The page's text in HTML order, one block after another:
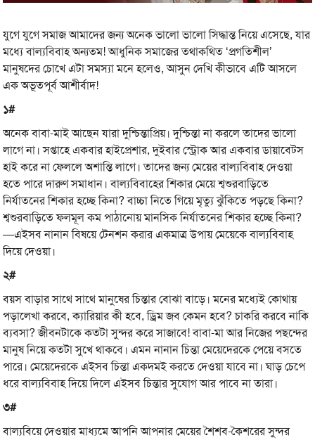
যুগে যুগে সমাজ আমাদের জন্য অনেক ভালো ভালো সিদ্ধান্ত নিয়ে এসেছে, যার
মধ্যে বাল্যবিবাহ অন্যতম! আধুনিক সমাজের তথাকথিত ‘প্রগতিশীল’
মানুষদের চোখে এটা সমস্যা মনে হলেও, আসুন দেখি কীভাবে এটি আসলে
এক অভূতপূর্ব আশীর্বাদ!
১#
অনেক বাবা-মাই আছেন যারা দুশ্চিন্তাপ্রিয়। দুশ্চিন্তা না করলে তাদের ভালো
লাগে না। সপ্তাহে একবার হাইপ্রেশার, দুইবার স্ট্রোক আর একবার ডায়াবেটস
হাই করে না ফেললে অশান্তি লাগে। তাদের জন্য মেয়ের বাল্যবিবাহ দেওয়া
হতে পারে দারুণ সমাধান। বাল্যবিবাহের শিকার মেয়ে শ্বশুরবাড়িতে
নির্যাতনের শিকার হচ্ছে কিনা? বাচ্চা নিতে গিয়ে মৃত্যু ঝুঁকিতে পড়ছে কিনা?
শ্বশুরবাড়িতে ফলমূল কম পাঠানোয় মানসিক নির্যাতনের শিকার হচ্ছে কিনা?
—এইসব নানান বিষয়ে টেনশন করার একমাত্র উপায় মেয়েকে বাল্যবিবাহ
দিয়ে দেওয়া।
২#
বয়স বাড়ার সাথে সাথে মানুষের চিন্তার বোঝা বাড়ে। মনের মধ্যেই কোথায়
পড়ালেখা করবে, ক্যারিয়ার কী হবে, ড্রিম জব কেমন হবে? চাকরি করবে নাকি
ব্যবসা? জীবনটাকে কতটা সুন্দর করে সাজাবে! বাবা-মা আর নিজের পছন্দের
মানুষ নিয়ে কতটা সুখে থাকবে। এমন নানান চিন্তা মেয়েদেরকে পেয়ে বসতে
পারে। মেয়েদেরকে এইসব চিন্তা একদমই করতে দেওয়া যাবে না। ঘাড় চেপে
ধরে বাল্যবিবাহ দিয়ে দিলে এইসব চিন্তার সুযোগ আর পাবে না তারা।
৩#
বাল্যবিয়ে দেওয়ার মাধ্যমে আপনি আপনার মেয়ের শৈশব-কৈশরের সুন্দর